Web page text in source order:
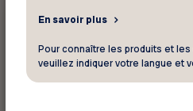
Assurance - Finance
Intact Assurance -
En savoir plus
Pour connaître les produits et
veuillez indiquer votre langue et